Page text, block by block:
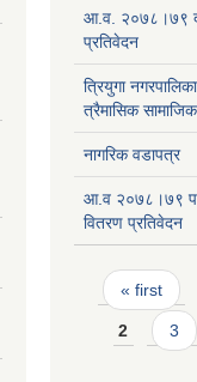
आ.व. २०७८।७९
प्रतिवेदन
त्रियुगा
त्रैमासिक सामाजिक
नागरिक वडापत्र
आ.व २०७८।७९
वितरण प्रतिवेदन
Pages
« first
2 3